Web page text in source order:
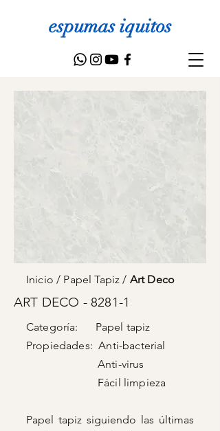
espumas iquitos
Inicio/ Papel Tapiz/ Art Deco
ART DECO - 8281-1
Categoría: Papel tapiz
Propiedades: Anti-bacterial
Anti-virus
Fácil limpieza
Papel tapiz siguiendo las últimas